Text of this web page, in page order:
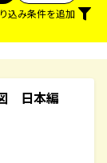
込み条件を追加
日本編